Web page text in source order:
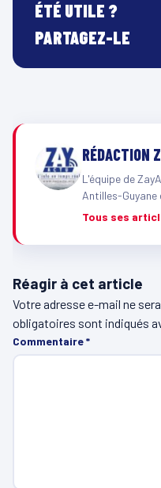
ÉTÉ UTILE ?
PARTAGEZ-LE
RÉDACTION
L'équipe de
Antilles-
Tous ses
Réagir à cet article
Votre adresse e-mail ne
obligatoires sont indiqués
Commentaire*